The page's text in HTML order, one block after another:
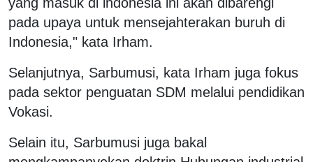
pada upaya untuk mensejahterakan buruh di
Indonesia," kata Irham.
Selanjutnya, Sarbumusi, kata Irham juga fokus
pada sektor penguatan SDM melalui pendidikan
Vokasi.
Selain itu, Sarbumusi juga bakal